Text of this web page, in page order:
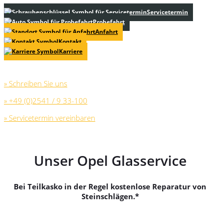
Servicetermin
Probefahrt
Anfahrt
Kontakt
Karriere
» Schreiben Sie uns
» +49 (0)2541 / 9 33-100
» Servicetermin vereinbaren
Unser Opel Glasservice
Bei Teilkasko in der Regel kostenlose Reparatur von
Steinschlägen.*